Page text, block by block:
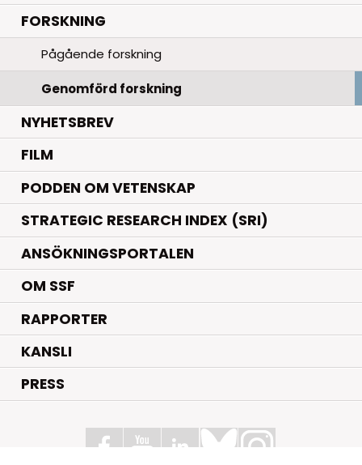
FORSKNING.
Pågående forskning
Genomförd forskning
NYHETSBREV
FILM
PODDEN OM VETENSKAP
STRATEGIC RESEARCH INDEX (SRI)
ANSÖKNINGSPORTALEN
OM SSF
RAPPORTER
KANSLI
PRESS